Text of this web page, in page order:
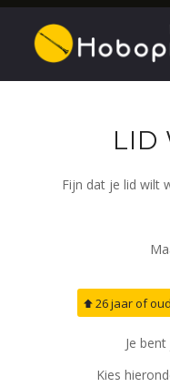
LID
Fijn dat je lid wilt
26 jaar of
Je
Kies